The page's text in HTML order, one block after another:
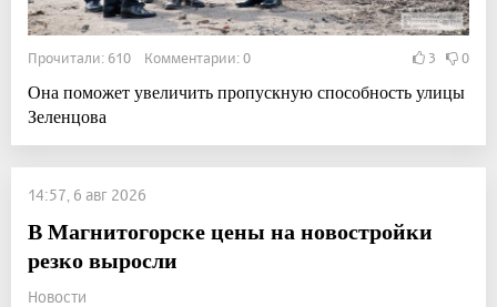
Прочитали: 610 Комментарии: 0 3 0
Она поможет увеличить пропускную способность улицы
Зеленцова
14:57, 6 авг 2026
В Магнитогорске цены на новостройки
резко выросли
Новости